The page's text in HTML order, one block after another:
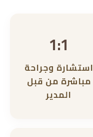
1:1
استشارة وجراحة
مباشرة من قبل
المدير